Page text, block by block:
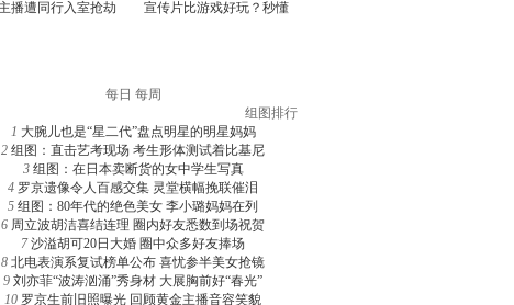
每日 每周
组图排行
1 大腕儿也是“星二代”盘点明星的明星妈妈
2 组图：直击艺考现场 考生形体测试着比基尼
3 组图：在日本卖断货的女中学生写真
4 罗京遗像令人百感交集 灵堂横幅挽联催泪
5 组图：80年代的绝色美女 李小璐妈妈在列
6 周立波胡洁喜结连理 圈内好友悉数到场祝贺
7 沙溢胡可20日大婚 圈中众多好友捧场
8 北电表演系复试榜单公布 喜忧参半美女抢镜
9 刘亦菲“波涛汹涌”秀身材 大展胸前好“春光”
10 罗京生前旧照曝光 回顾黄金主播音容笑貌